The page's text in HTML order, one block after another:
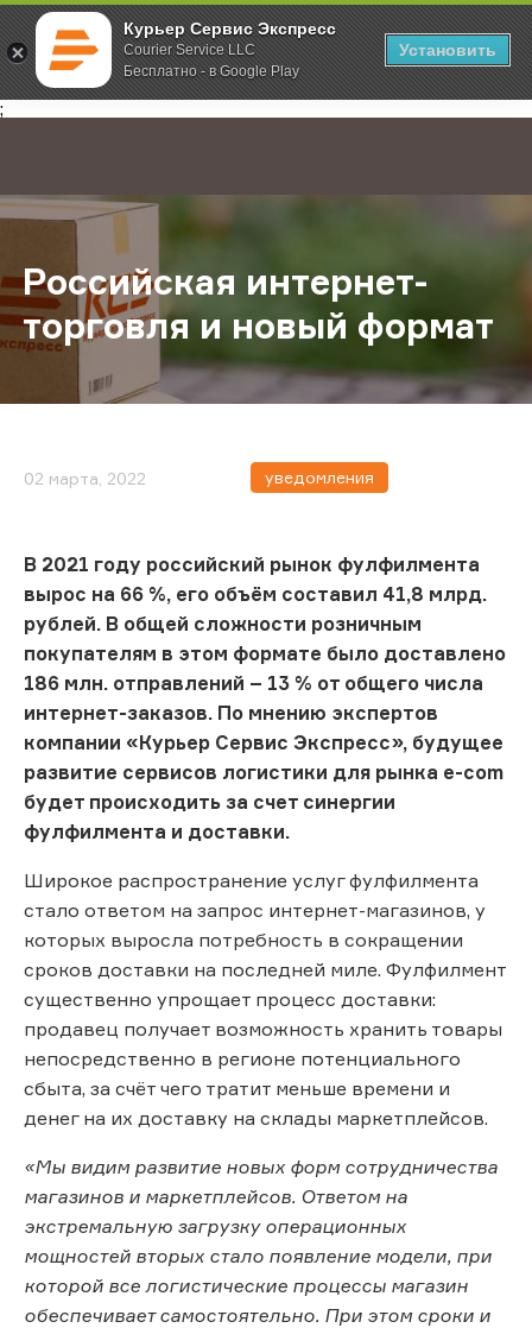
Курьер Сервис Экспресс
Courier Service LLC
Бесплатно - в Google Play
Установить
;
Главная О компании Новости Российская интернет-торговля
Российская интернет-
торговля и новый формат
02 марта, 2022 уведомления
В 2021 году российский рынок фулфилмента
вырос на 66 %, его объём составил 41,8 млрд.
рублей. В общей сложности розничным
покупателям в этом формате было доставлено
186 млн. отправлений – 13 % от общего числа
интернет-заказов. По мнению экспертов
компании «Курьер Сервис Экспресс», будущее
развитие сервисов логистики для рынка e-com
будет происходить за счет синергии
фулфилмента и доставки.
Широкое распространение услуг фулфилмента
стало ответом на запрос интернет-магазинов, у
которых выросла потребность в сокращении
сроков доставки на последней миле. Фулфилмент
существенно упрощает процесс доставки:
продавец получает возможность хранить товары
непосредственно в регионе потенциального
сбыта, за счёт чего тратит меньше времени и
денег на их доставку на склады маркетплейсов.
«Мы видим развитие новых форм сотрудничества
магазинов и маркетплейсов. Ответом на
экстремальную загрузку операционных
мощностей вторых стало появление модели, при
которой все логистические процессы магазин
обеспечивает самостоятельно. При этом сроки и